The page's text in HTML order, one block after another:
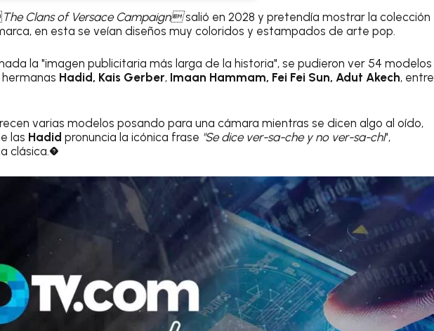
The Clans of Versace Campaignsalió en 2028 y pretendía mostrar la colección
en esta se veían diseños muy coloridos y estampados de arte pop.
la "imagen publicitaria más larga de la historia", se pudieron ver 54 modelos
Hadid, Kais Gerber, Imaan Hammam, Fei Fei Sun, Adut Akech, entre
varias modelos posando para una cámara mientras se dicen algo al oído,
las Hadid pronuncia la icónica frase "Se dice ver-sa-che y no ver-sa-chi",
clásica.�